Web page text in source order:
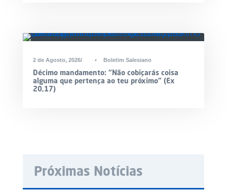
2 de Agosto, 2026 • Boletim Salesiano
Décimo mandamento: “Não cobiçarás coisa
alguma que pertença ao teu próximo” (Ex
20,17)
Próximas Notícias